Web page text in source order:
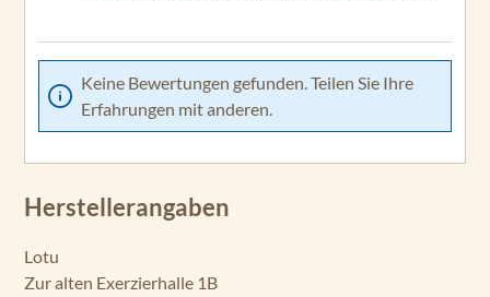
Keine Bewertungen gefunden. Teilen Sie Ihre
Erfahrungen mit anderen.
Herstellerangaben
Lotu
Zur alten Exerzierhalle 1B